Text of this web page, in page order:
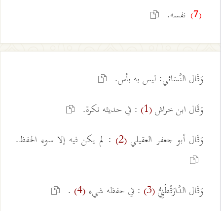
(7) نفسه.
وَقَال النَّسَائي: ليس به بأس.
وَقَال ابن خراش(1)
: في حديثه نكرة.
وَقَال أبو جعفر العقيلي(2) : لم يكن فيه إلا سوء الحفظ.
وَقَال الدَّارَقُطْنِيُّ(3) : في حفظه شيء(4)
.